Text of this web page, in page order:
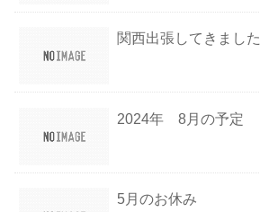
関西出張してきました
2024年 8月の予定
5月のお休み